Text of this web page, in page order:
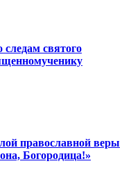
следам святого
православной веры
Богородица!»